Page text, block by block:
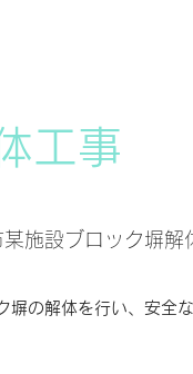
工事
某施設ブロック塀解
塀の解体を行い、安全